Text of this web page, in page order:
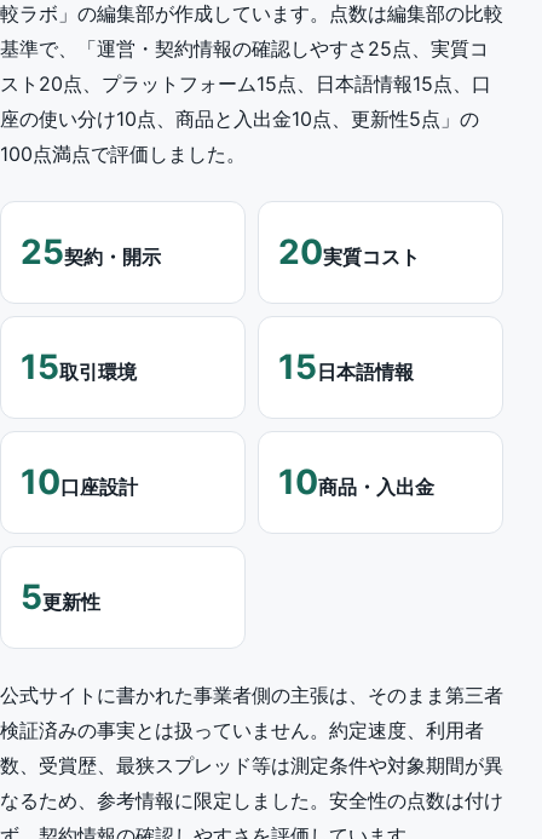
較ラボ」の編集部が作成しています。点数は編集部の比較
基準で、「運営・契約情報の確認しやすさ25点、実質コ
スト20点、プラットフォーム15点、日本語情報15点、口
座の使い分け10点、商品と入出金10点、更新性5点」の
100点満点で評価しました。
25契約・開示 20実質コスト
15取引環境 15 日本語情報
10口座設計 10商品・入出金
5更新性
公式サイトに書かれた事業者側の主張は、そのまま第三者
検証済みの事実とは扱っていません。約定速度、利用者
数、受賞歴、最狭スプレッド等は測定条件や対象期間が異
なるため、参考情報に限定しました。安全性の点数は付け